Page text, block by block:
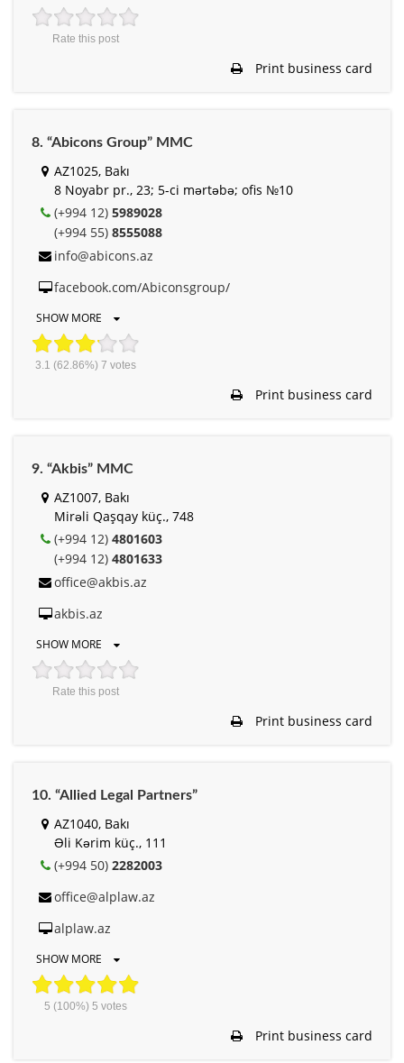
Rate this post
Print business card
8. “Abicons Group” MMC
AZ1025, Bakı
8 Noyabr pr., 23; 5-ci mərtəbə; ofis №10
(+994 12) 5989028
(+994 55) 8555088
info@abicons.az
facebook.com/Abiconsgroup/
SHOW MORE
3.1 (62.86%) 7 votes
Print business card
9. “Akbis” MMC
AZ1007, Bakı
Mirəli Qaşqay küç., 748
(+994 12) 4801603
(+994 12) 4801633
office@akbis.az
akbis.az
SHOW MORE
Rate this post
Print business card
10. “Allied Legal Partners”
AZ1040, Bakı
Əli Kərim küç., 111
(+994 50) 2282003
office@alplaw.az
alplaw.az
SHOW MORE
5 (100%) 5 votes
Print business card